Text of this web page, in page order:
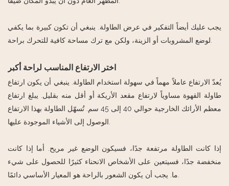
يجب عليك أيضاً التفكير في عرض الطاولة. ينبغي أن تكون كبيرة بما يكفي
اختر الارتفاع المناسب لراحة أكبر
يُعدّ الارتفاع عاملاً مهماً في سهولة استخدام الطاولة. ينبغي أن يكون ارتفاع
طاولة القهوة مساوياً لارتفاع مقعد الأريكة أو أقل منه بقليل. يبلغ ارتفاع
معظم الأرائك الخارجية حوالي 40 إلى 45 سم. تُسهّل الطاولة بهذا الارتفاع
إذا كانت الطاولة مرتفعة جدًا، فسيكون الوضع غير مريح. أما إذا كانت
منخفضة جدًا، فسيتعين على الأشخاص الانحناء كثيرًا للحصول على شيء